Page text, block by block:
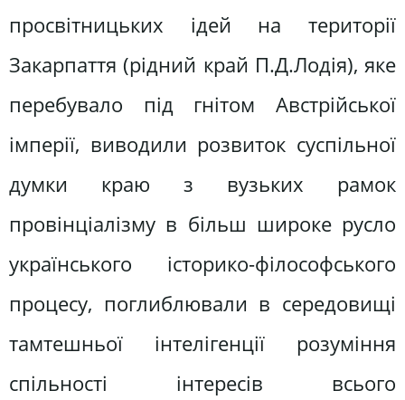
просвітницьких ідей на території
Закарпаття (рідний край П.Д.Лодія), яке
перебувало під гнітом Австрійської
імперії, виводили розвиток суспільної
думки краю з вузьких рамок
провінціалізму в більш широке русло
українського історико-філософського
процесу, поглиблювали в середовищі
тамтешньої інтелігенції розуміння
спільності інтересів всього